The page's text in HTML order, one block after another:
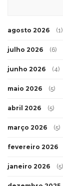
agosto 2026 (1)
julho 2026 (6)
junho 2026 (4)
maio 2026 (5)
abril 2026 (5)
março 2026 (5)
fevereiro 2026
janeiro 2026 (5)